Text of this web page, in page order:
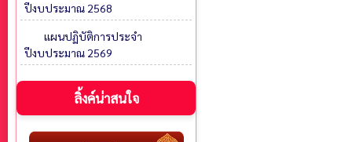
ปีงบประมาณ 2568
แผนปฏิบัติการประจำ
ปีงบประมาณ 2569
ลิ้งค์น่าสนใจ